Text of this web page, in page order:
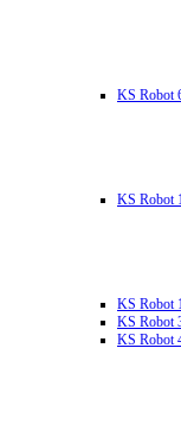
KS Robot
KS Robot
KS Robot
KS Robot
KS Robot